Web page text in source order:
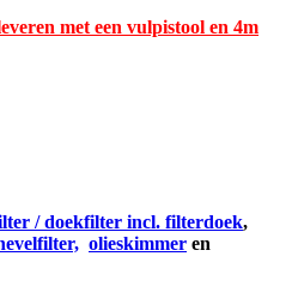
met een vulpistool en 4m
/ doekfilter incl. filterdoek,
olieskimmer en